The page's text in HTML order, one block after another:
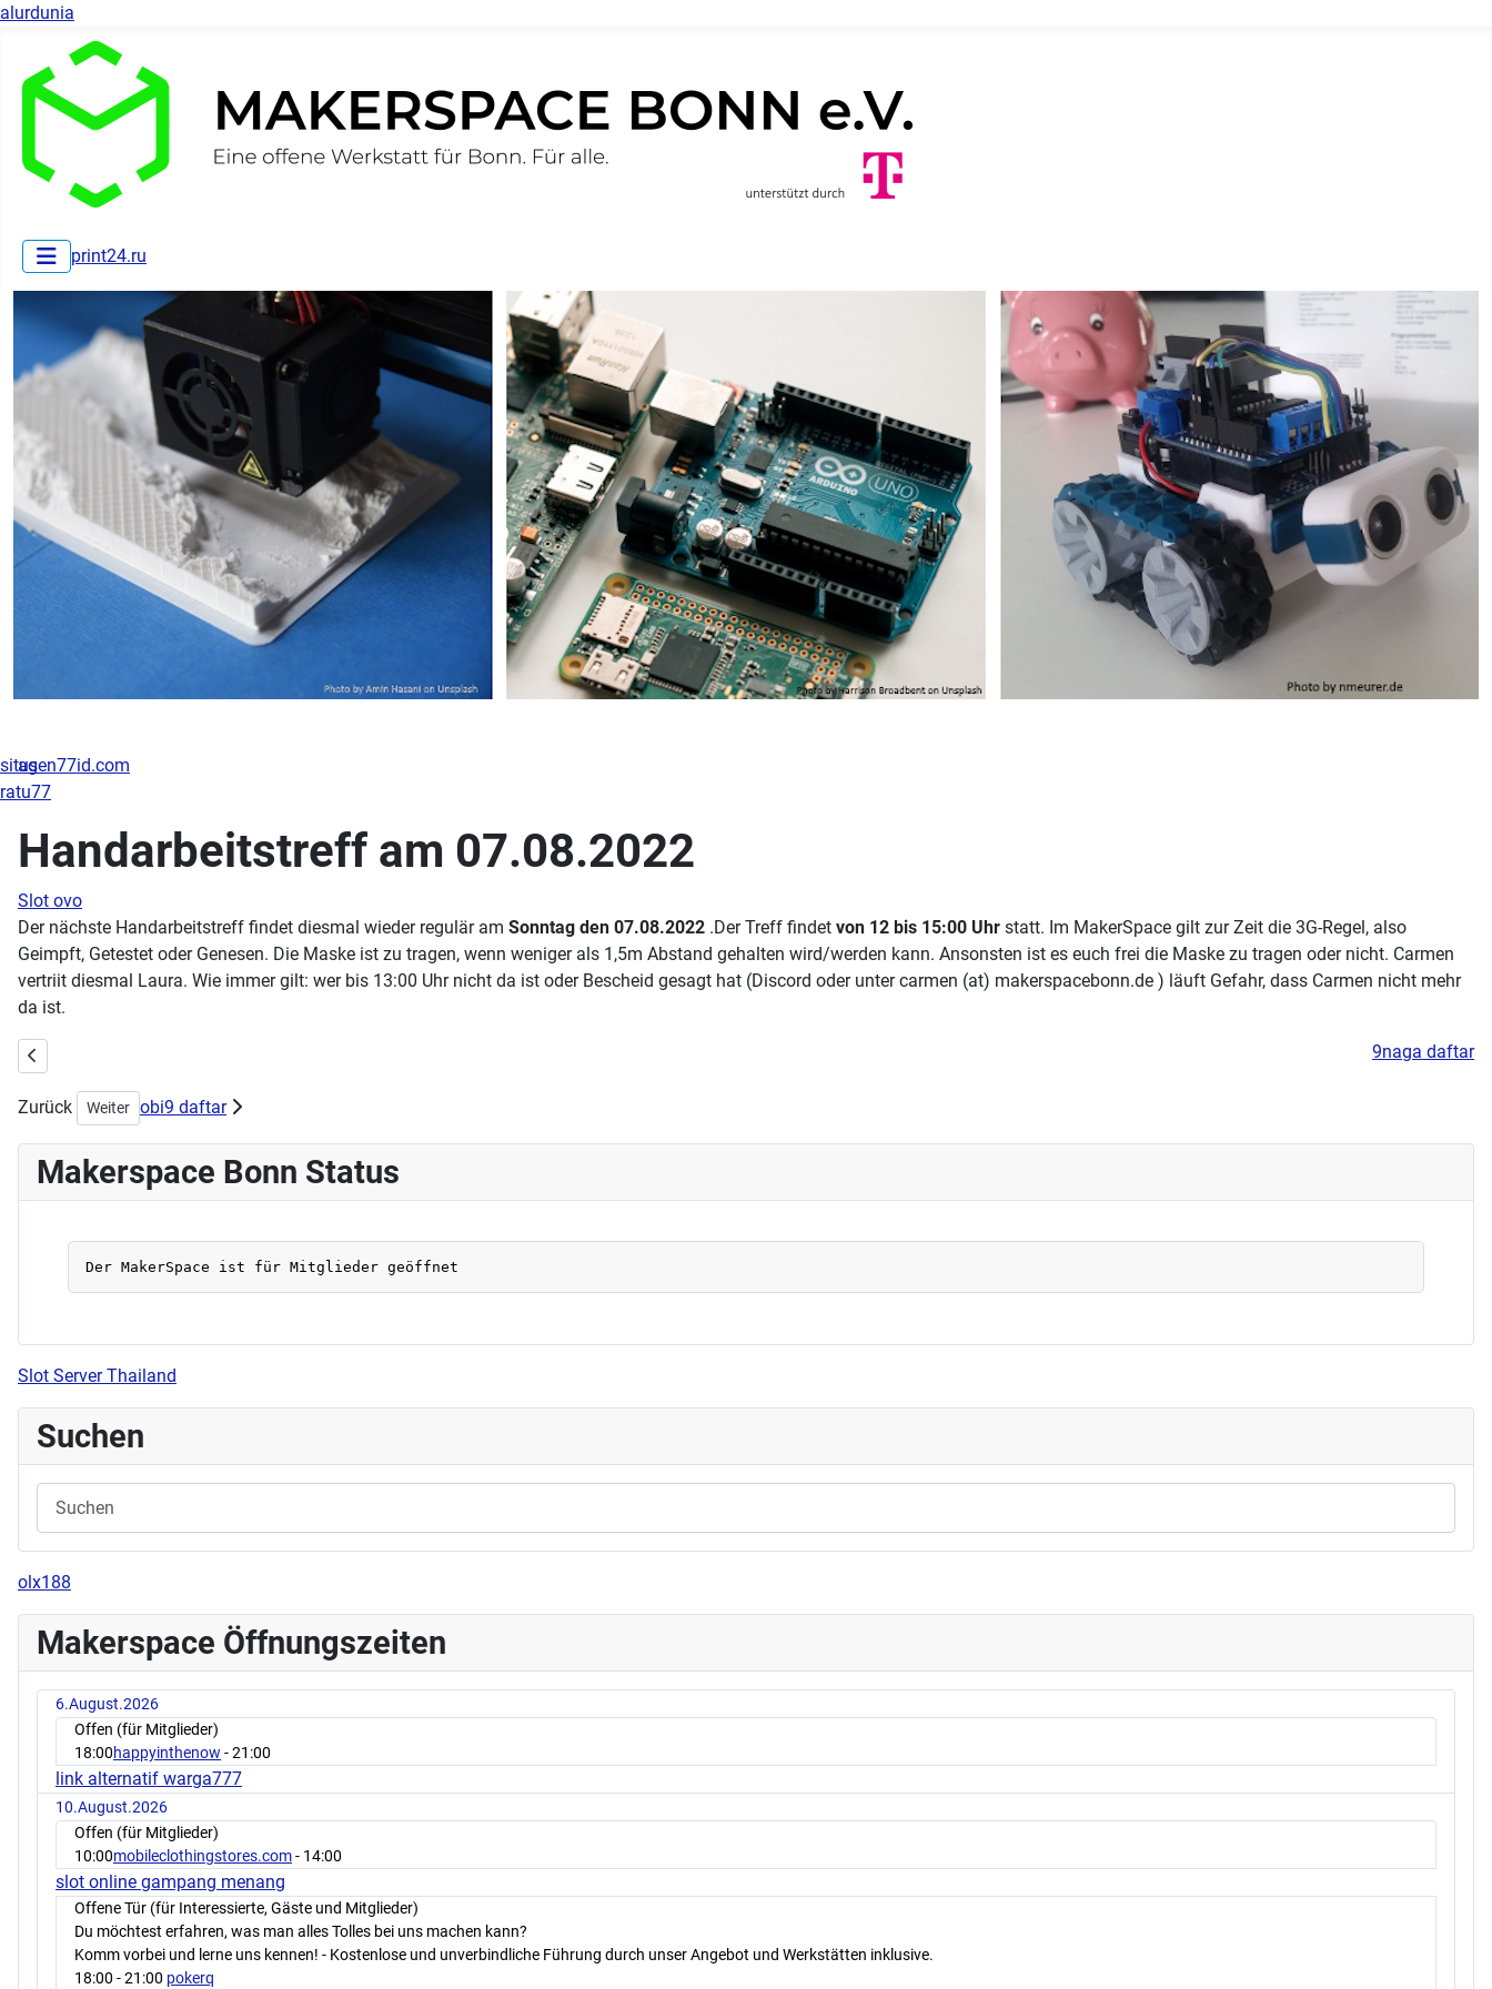
alurdunia
print24.ru
situs
ratu77
Handarbeitstreff am 07.08.2022
Slot ovo
Der nächste Handarbeitstreff findet diesmal wieder regulär am Sonntag den 07.08.2022 .Der Treff findet von 12 bis 15:00 Uhr statt. Im MakerSpace gilt zur Zeit die 3G-Regel, also
Geimpft, Getestet oder Genesen. Die Maske ist zu tragen, wenn weniger als 1,5m Abstand gehalten wird/werden kann. Ansonsten ist es euch frei die Maske zu tragen oder nicht. Carmen
vertriit diesmal Laura. Wie immer gilt: wer bis 13:00 Uhr nicht da ist oder Bescheid gesagt hat (Discord oder unter carmen (at) makerspacebonn.de ) läuft Gefahr, dass Carmen nicht mehr
da ist.
Vorheriger Beitrag: Handarbeitstreff am 04.09.2022 9naga daftar
Zurück Nächster Beitrag: Schlauer Textil Sammelcontainer
Weiter obi9 daftar
agen77id.com
Makerspace Bonn Status
Slot Server Thailand
Suchen
olx188
Makerspace Öffnungszeiten
6.August.2026
Offen (für Mitglieder)
18:00happyinthenow - 21:00
link alternatif warga777
10.August.2026
Offen (für Mitglieder)
10:00mobileclothingstores.com- 14:00
slot online gampang menang
Offene Tür (für Interessierte, Gäste und Mitglieder)
Du möchtest erfahren, was man alles Tolles bei uns machen kann?
Komm vorbei und lerne uns kennen! - Kostenlose und unverbindliche Führung durch unser Angebot und Werkstätten inklusive.
18:00 - 21:00 pokerq